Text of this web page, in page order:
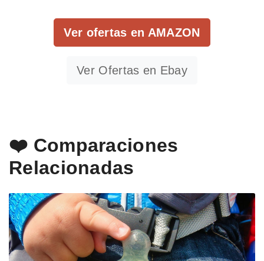
Ver ofertas en AMAZON
Ver Ofertas en Ebay
❤️ Comparaciones
Relacionadas